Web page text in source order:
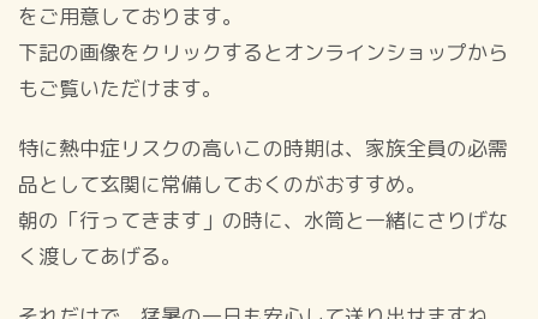
をご用意しております。
下記の画像をクリックするとオンラインショップから
もご覧いただけます。
特に熱中症リスクの高いこの時期は、家族全員の必需
品として玄関に常備しておくのがおすすめ。
朝の「行ってきます」の時に、水筒と一緒にさりげな
く渡してあげる。